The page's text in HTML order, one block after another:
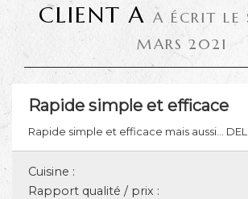
CLIENT A A ÉCRIT LE
MARS 2021
Rapide simple et efficace
Rapide simple et efficace mais aussi...
Cuisine :
Rapport qualité / prix :